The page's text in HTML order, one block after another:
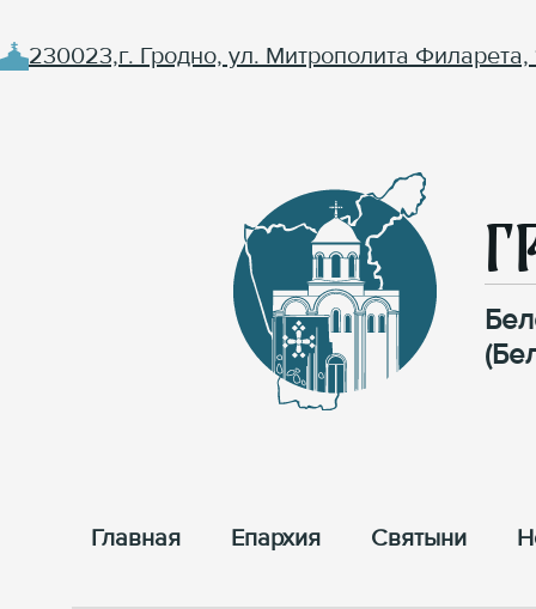
230023,г. Гродно, ул. Митрополита Филарета,
Главная Епархия Cвятыни